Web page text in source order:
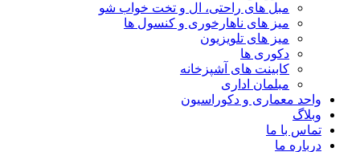
مبل های راحتی، ال و تخت خواب شو
میز های ناهارخوری و کنسول ها
میز های تلویزیون
دکوری ها
کابینت های آشپزخانه
مبلمان اداری
واحد معماری و دکوراسیون
وبلاگ
تماس با ما
درباره ما